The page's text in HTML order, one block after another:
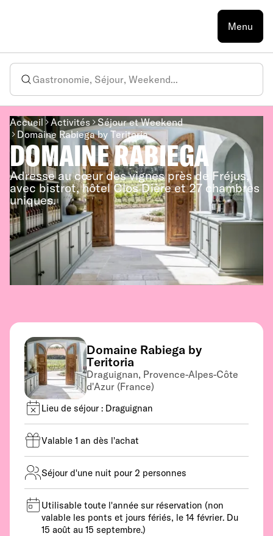
Menu
Accueil Activités Séjour et Weekend
Domaine Rabiega by Teritoria
DOMAINE RABIEGA
Adresse au cœur des vignes près de Fréjus,
avec bistrot, hôtel Clos Dière et 27 chambres
uniques.
Domaine Rabiega by
Teritoria
Draguignan, Provence-Alpes-Côte
d'Azur (France)
Lieu de séjour : Draguignan
Valable 1 an dès l'achat
Séjour d'une nuit pour 2 personnes
Utilisable toute l'année sur réservation (non
valable les ponts et jours fériés, le 14 février. Du
15 août au 15 septembre.)